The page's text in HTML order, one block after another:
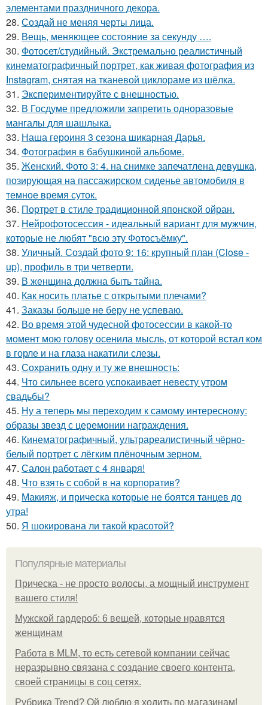
элементами праздничного декора.
28. Создай не меняя черты лица.
29. Вещь, меняющее состояние за секунду ….
30. Фотосет/студийный. Экстремально реалистичный
кинематографичный портрет, как живая фотография из
Instagram, снятая на тканевой циклораме из шёлка.
31. Экспериментируйте с внешностью.
32. В Госдуме предложили запретить одноразовые
мангалы для шашлыка.
33. Наша героиня 3 сезона шикарная Дарья.
34. Фотография в бабушкиной альбоме.
35. Женский. Фото 3: 4. на снимке запечатлена девушка,
позирующая на пассажирском сиденье автомобиля в
темное время суток.
36. Портрет в стиле традиционной японской ойран.
37. Нейрофотосессия - идеальный вариант для мужчин,
которые не любят "всю эту Фотосъёмку".
38. Уличный. Создай фото 9: 16: крупный план (Close -
up), профиль в три четверти.
39. В женщина должна быть тайна.
40. Как носить платье с открытыми плечами?
41. Заказы больше не беру не успеваю.
42. Во время этой чудесной фотосессии в какой-то
момент мою голову осенила мысль, от которой встал ком
в горле и на глаза накатили слезы.
43. Сохранить одну и ту же внешность:
44. Что сильнее всего успокаивает невесту утром
свадьбы?
45. Ну а теперь мы переходим к самому интересному:
образы звезд с церемонии награждения.
46. Кинематографичный, ультрареалистичный чёрно-
белый портрет с лёгким плёночным зерном.
47. Салон работает с 4 января!
48. Что взять с собой в на корпоратив?
49. Макияж, и прическа которые не боятся танцев до
утра!
50. Я шокирована ли такой красотой?
Популярные материалы
Прическа - не просто волосы, а мощный инструмент
вашего стиля!
Мужской гардероб: 6 вещей, которые нравятся
женщинам
Работа в MLM, то есть сетевой компании сейчас
неразрывно связана с создание своего контента,
своей страницы в соц сетях.
Рубрика Trend? Ой люблю я ходить по магазинам!